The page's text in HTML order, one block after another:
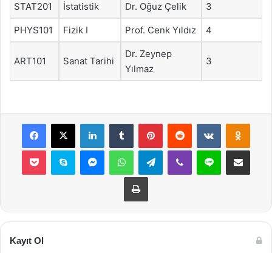
STAT201 İstatistik Dr. Oğuz Çelik 3
PHYS101 Fizik I Prof. Cenk Yıldız 4
ART101 Sanat Tarihi
Dr. Zeynep
Yılmaz
3
Facebook
X LinkedInTumblr PinterestReddit VKontakte
Pocket Skype MessengerWhatsAppTelegramViber Line E-Posta ile
Yazdır
Kayıt Ol